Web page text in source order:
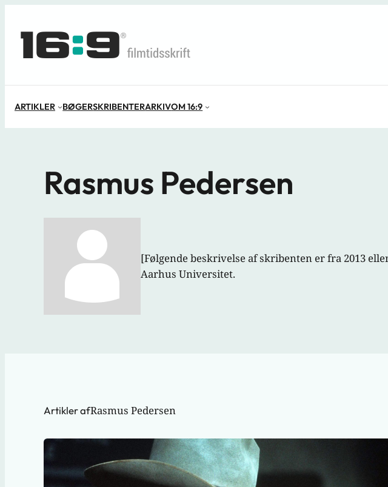
indhold
ARTIKLER BØGERSKRIBENTERARKIVOM 16:9
Rasmus Pedersen
[Følgende beskrivelse af skribenten er fra 2013
Aarhus Universitet.
Artikler afRasmus Pedersen